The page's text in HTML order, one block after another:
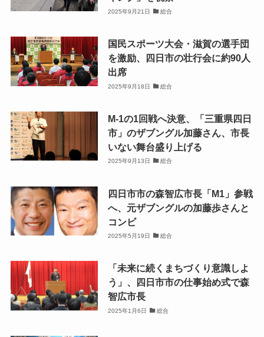
2025年9月21日 総合
国民スポーツ大会・滋賀の選手団
を激励、四日市の壮行会に約90人
出席
2025年9月18日 総合
M-1の1回戦へ決意、「三重県四日
市」のザブングル加藤さん、市長
いない舞台盛り上げる
2025年9月13日 総合
四日市市の森智広市長「M1」参戦
へ、元ザブングルの加藤歩さんと
コンビ
2025年5月19日 総合
「未来に続くまちづくり意識しよ
う」、四日市市の仕事始め式で森
智広市長
2025年1月6日 総合